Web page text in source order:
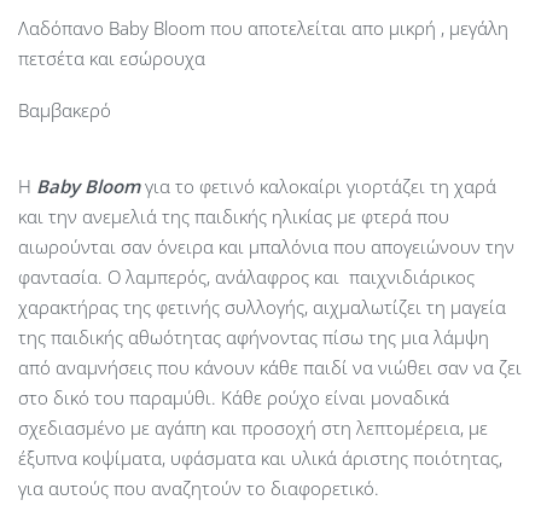
Λαδόπανο Baby Bloom που αποτελείται απο μικρή , μεγάλη
πετσέτα και εσώρουχα
Βαμβακερό
Η Baby Bloom για το φετινό καλοκαίρι γιορτάζει τη χαρά
και την ανεμελιά της παιδικής ηλικίας με φτερά που
αιωρούνται σαν όνειρα και μπαλόνια που απογειώνουν την
φαντασία. Ο λαμπερός, ανάλαφρος και παιχνιδιάρικος
χαρακτήρας της φετινής συλλογής, αιχμαλωτίζει τη μαγεία
της παιδικής αθωότητας αφήνοντας πίσω της μια λάμψη
από αναμνήσεις που κάνουν κάθε παιδί να νιώθει σαν να ζει
στο δικό του παραμύθι. Κάθε ρούχο είναι μοναδικά
σχεδιασμένο με αγάπη και προσοχή στη λεπτομέρεια, με
έξυπνα κοψίματα, υφάσματα και υλικά άριστης ποιότητας,
για αυτούς που αναζητούν το διαφορετικό.